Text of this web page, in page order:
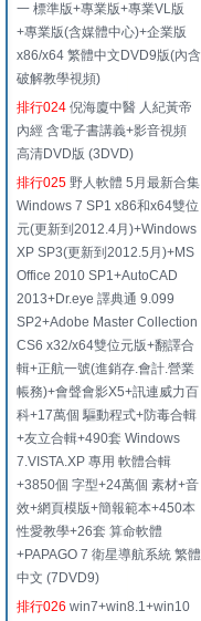
一 標準版+專業版+專業VL版
+專業版(含媒體中心)+企業版
x86/x64 繁體中文DVD9版(內含
破解教學視頻)
排行024 倪海廈中醫 人紀黃帝
內經 含電子書講義+影音視頻
高清DVD版 (3DVD)
排行025 野人軟體 5月最新合集
Windows 7 SP1 x86和x64雙位
元(更新到2012.4月)+Windows
XP SP3(更新到2012.5月)+MS
Office 2010 SP1+AutoCAD
2013+Dr.eye 譯典通 9.099
SP2+Adobe Master Collection
CS6 x32/x64雙位元版+翻譯合
輯+正航一號(進銷存.會計.營業
帳務)+會聲會影X5+訊連威力百
科+17萬個 驅動程式+防毒合輯
+友立合輯+490套 Windows
7.VISTA.XP 專用 軟體合輯
+3850個 字型+24萬個 素材+音
效+網頁模版+簡報範本+450本
性愛教學+26套 算命軟體
+PAPAGO 7 衛星導航系統 繁體
中文 (7DVD9)
排行026 win7+win8.1+win10